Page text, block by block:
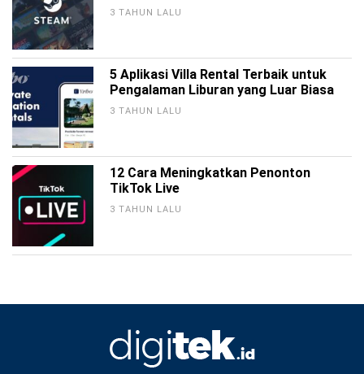
3 TAHUN LALU
5 Aplikasi Villa Rental Terbaik untuk
Pengalaman Liburan yang Luar Biasa
3 TAHUN LALU
12 Cara Meningkatkan Penonton
TikTok Live
3 TAHUN LALU